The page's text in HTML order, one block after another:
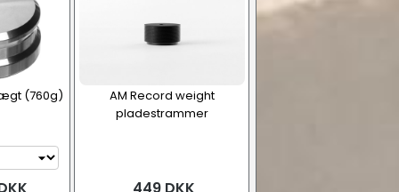
(760g)
AM Record weight
pladestrammer